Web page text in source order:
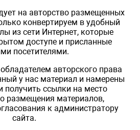
на авторство размещенных
конвертируем в удобный
из сети Интернет, которые
доступе и присланные
посетителями.
авторского права
у нас материал и намерены
получить ссылки на место
размещения материалов,
к администратору
сайта.